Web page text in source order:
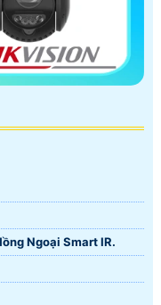
Ngoại Smart IR.